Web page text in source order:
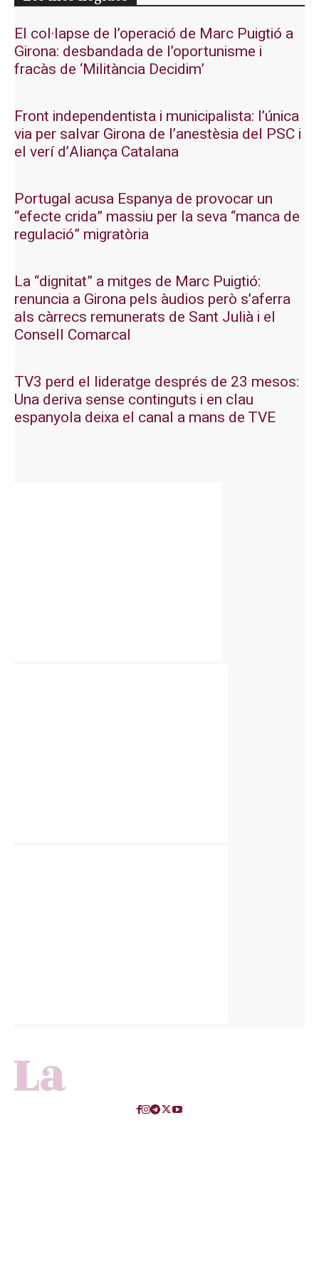
El col·lapse de l’operació de Marc Puigtió a
Girona: desbandada de l’oportunisme i
fracàs de ‘Militància Decidim’
Front independentista i municipalista: l’única
via per salvar Girona de l’anestèsia del PSC i
el verí d’Aliança Catalana
Portugal acusa Espanya de provocar un
“efecte crida” massiu per la seva “manca de
regulació” migratòria
La “dignitat” a mitges de Marc Puigtió:
renuncia a Girona pels àudios però s’aferra
als càrrecs remunerats de Sant Julià i el
Consell Comarcal
TV3 perd el lideratge després de 23 mesos:
Una deriva sense continguts i en clau
espanyola deixa el canal a mans de TVE